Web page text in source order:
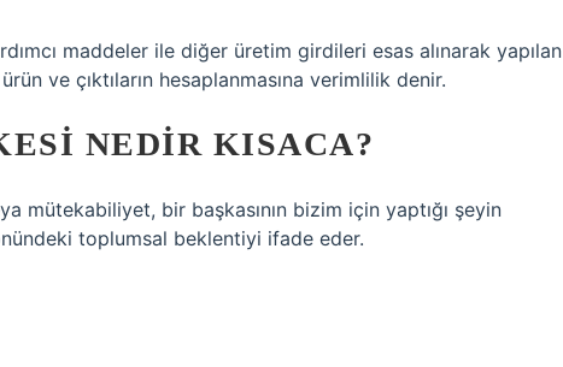
maddeler ile diğer üretim girdileri esas alınarak yapılan
ve çıktıların hesaplanmasına verimlilik denir.
NEDIR KISACA?
mütekabiliyet, bir başkasının bizim için yaptığı şeyin
toplumsal beklentiyi ifade eder.